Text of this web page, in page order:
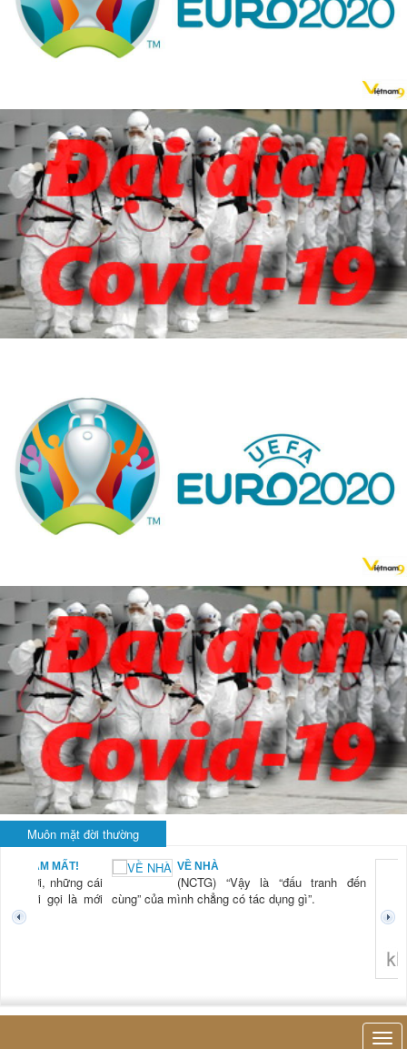
Muôn mặt đời thường
NAM MẤT!
“Xời, những cái
mới gọi là mới
VỀ NHÀ
(NCTG) “Vậy là “đấu tranh đến
cùng” của mình chẳng có tác dụng gì”.